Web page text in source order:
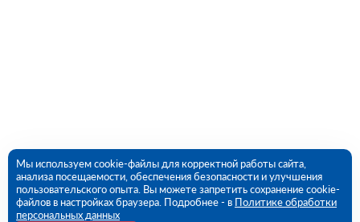
Мы используем cookie-файлы для корректной работы сайта,
анализа посещаемости, обеспечения безопасности и улучшения
пользовательского опыта. Вы можете запретить сохранение cookie-
файлов в настройках браузера. Подробнее - в Политике обработки
персональных данных